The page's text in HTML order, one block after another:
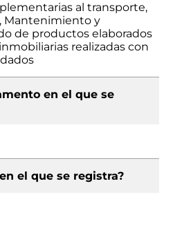
al transporte,
Mantenimiento y
de productos elaborados
realizadas con
en el que se
el que se registra?